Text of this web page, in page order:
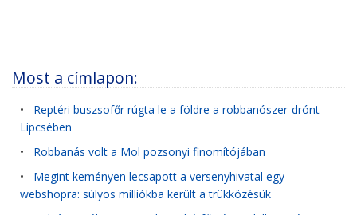
Most a címlapon:
• Reptéri buszsofőr rúgta le a földre a robbanószer-drónt
Lipcsében
• Robbanás volt a Mol pozsonyi finomítójában
• Megint keményen lecsapott a versenyhivatal egy
webshopra: súlyos milliókba került a trükközésük